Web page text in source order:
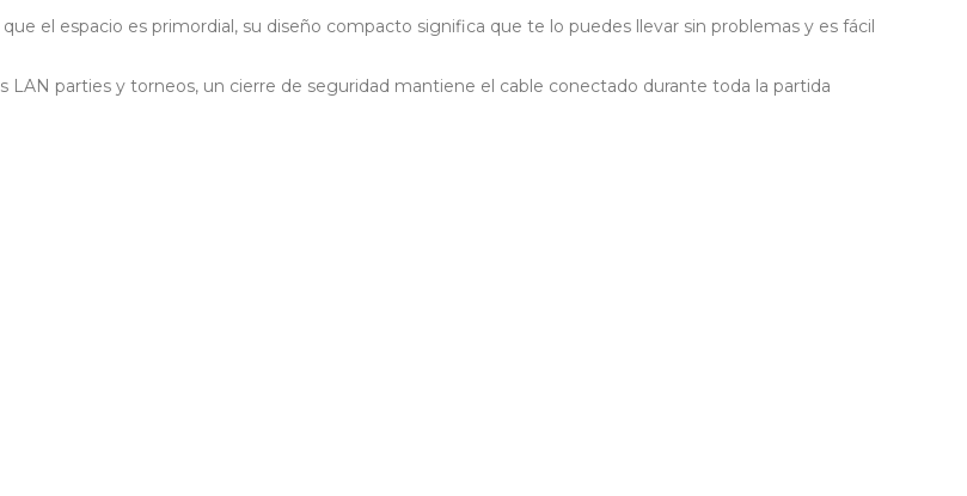
el espacio es primordial, su diseño compacto significa que te lo puedes llevar sin problemas y es fácil
LAN parties y torneos, un cierre de seguridad mantiene el cable conectado durante toda la partida